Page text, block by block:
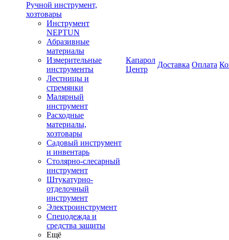
Ручной инструмент,
хозтовары
Инструмент
NEPTUN
Абразивные
материалы
Измерительные
инструменты
Лестницы и
стремянки
Малярный
инструмент
Расходные
материалы,
хозтовары
Садовый инструмент
и инвентарь
Столярно-слесарный
инструмент
Штукатурно-
отделочный
инструмент
Электроинструмент
Спецодежда и
средства защиты
Ещё
Капарол
Центр
Доставка Оплата